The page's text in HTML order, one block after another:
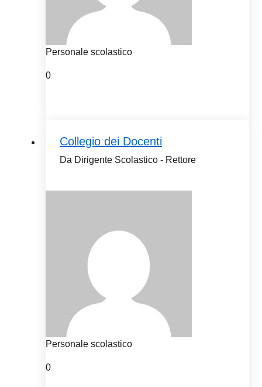
Personale scolastico
0
Collegio dei Docenti
Da Dirigente Scolastico - Rettore
Personale scolastico
0